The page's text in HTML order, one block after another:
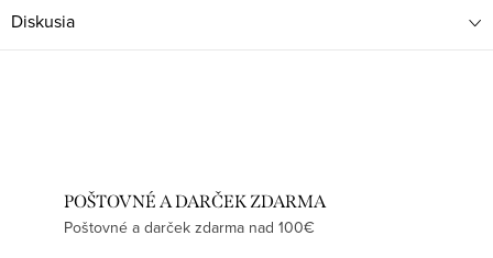
Diskusia
POŠTOVNÉ A DARČEK ZDARMA
Poštovné a darček zdarma nad 100€